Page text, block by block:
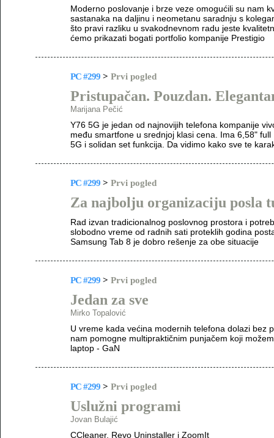
Moderno poslovanje i brze veze omogućili su nam
sastanaka na daljinu i neometanu saradnju s
što pravi razliku u svakodnevnom radu jeste
ćemo prikazati bogati portfolio kompanije Prestigio
PC #299 > Prvi pogled
Pristupačan. Pouzdan.
Marijana Pečić
Y76 5G je jedan od najnovijih telefona kompanije
među smartfone u srednjoj klasi cena. Ima 6,58"
5G i solidan set funkcija. Da vidimo kako sve te
PC #299 > Prvi pogled
Za najbolju organizaciju posla
Rad izvan tradicionalnog poslovnog prostora i
slobodno vreme od radnih sati proteklih godina
Samsung Tab 8 je dobro rešenje za obe situacije
PC #299 > Prvi pogled
Jedan za sve
Mirko Topalović
U vreme kada većina modernih telefona dolazi bez
nam pomogne multipraktičnim punjačem koji
laptop - GaN
PC #299 > Prvi pogled
Uslužni programi
Jovan Bulajić
CCleaner, Revo Uninstaller i ZoomIt